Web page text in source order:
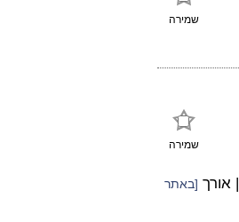
שמירה
שמירה
| אורך [באתר